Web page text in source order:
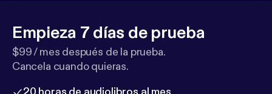
Empieza 7 días de prueba
$99 / mes después de la prueba.
Cancela cuando quieras.